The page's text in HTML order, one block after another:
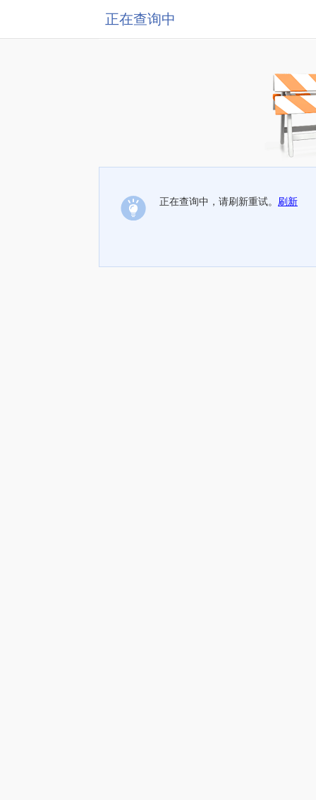
正在查询中
正在查询中，请刷新重试。 刷新